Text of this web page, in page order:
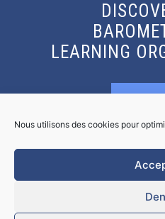
Nous utilisons des cookies pour
LEARNING
KNOW